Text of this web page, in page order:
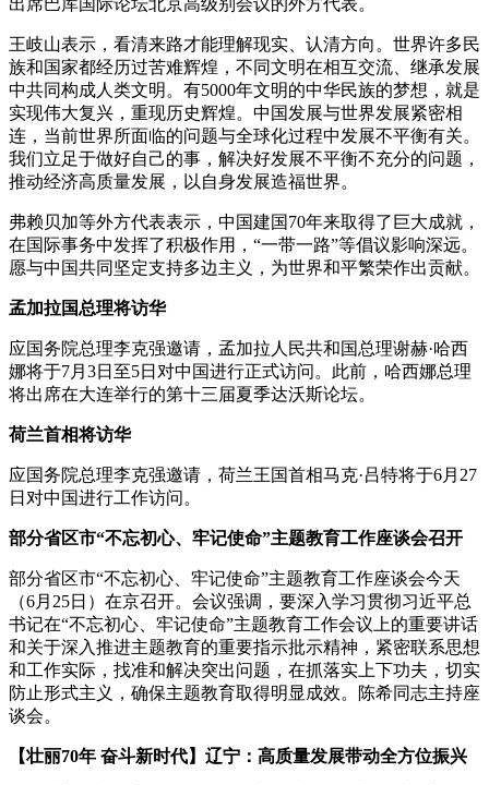
王岐山表示，看清来路才能理解现实、认清方向。世界许多民
族和国家都经历过苦难辉煌，不同文明在相互交流、继承发展
中共同构成人类文明。有5000年文明的中华民族的梦想，就是
实现伟大复兴，重现历史辉煌。中国发展与世界发展紧密相
连，当前世界所面临的问题与全球化过程中发展不平衡有关。
我们立足于做好自己的事，解决好发展不平衡不充分的问题，
推动经济高质量发展，以自身发展造福世界。
弗赖贝加等外方代表表示，中国建国70年来取得了巨大成就，
在国际事务中发挥了积极作用，“一带一路”等倡议影响深远。
愿与中国共同坚定支持多边主义，为世界和平繁荣作出贡献。
孟加拉国总理将访华
应国务院总理李克强邀请，孟加拉人民共和国总理谢赫·哈西
娜将于7月3日至5日对中国进行正式访问。此前，哈西娜总理
将出席在大连举行的第十三届夏季达沃斯论坛。
荷兰首相将访华
应国务院总理李克强邀请，荷兰王国首相马克·吕特将于6月27
日对中国进行工作访问。
部分省区市“不忘初心、牢记使命”主题教育工作座谈会召开
部分省区市“不忘初心、牢记使命”主题教育工作座谈会今天
（6月25日）在京召开。会议强调，要深入学习贯彻习近平总
书记在“不忘初心、牢记使命”主题教育工作会议上的重要讲话
和关于深入推进主题教育的重要指示批示精神，紧密联系思想
和工作实际，找准和解决突出问题，在抓落实上下功夫，切实
防止形式主义，确保主题教育取得明显成效。陈希同志主持座
谈会。
【壮丽70年 奋斗新时代】辽宁：高质量发展带动全方位振兴